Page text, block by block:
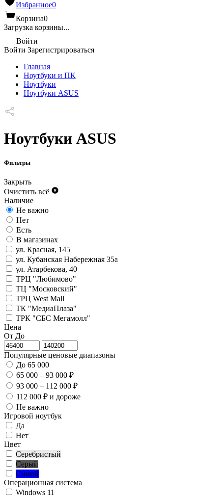
Избранное0
Корзина0
Загрузка корзины...
Войти
Войти Зарегистрироваться
Главная
Ноутбуки и ПК
Ноутбуки
Ноутбуки ASUS
Ноутбуки ASUS
Фильтры
Закрыть
Очистить всё
Наличие
Не важно
Нет
Есть
В магазинах
ул. Красная, 145
ул. Кубанская Набережная 35а
ул. Атарбекова, 40
ТРЦ "Любимово"
ТЦ "Московский"
ТРЦ West Mall
ТК "МедиаПлаза"
ТРК "СБС Мегамолл"
Цена
От До
Популярные ценовые диапазоны
До 65 000
65 000 – 93 000 ₽
93 000 – 112 000 ₽
112 000 ₽ и дороже
Не важно
Игровой ноутбук
Да
Нет
Цвет
Серебристый
Серый
Синий
Операционная система
Windows 11